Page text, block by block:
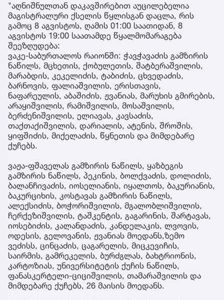
"აღნიშნულთან დაკავშირებით აუცილებელია
მაგისტრალური ქსელის წყლისგან დაცლა, რის
გამოც 8 აგვისტოს, ღამის 01:00 საათიდან, 8
აგვისტოს 19:00 საათამდე წყალმომარაგება
შეეზღუდება:
ვაკე-საბურთალოს რაიონში: ჭავჭავაძის გამზირის
ნაწილს, მცხეთის, ქობულეთის, შატბერაშვილის,
მარაბდის, კეკელიძის, ტაბიძის, ცხვედაძის,
ბარნოვის, ფალიაშვილის, ერისთავის,
ნაფარეულის, აბაშიძის, ჟვანიას, მარუხის გმირების,
არაყიშვილის, რამიშვილის, მოსაშვილის,
ბერძენიშვილის, ელიავას, კავსაძის,
თაქთაქიშვილის, დარიალის, ატენის, შროშის,
ყიფშიძის, მიქელაძის, წყნეთის და მიმდებარე
ქუჩებს.
ვაჟა-ფშაველას გამზირის ნაწილს, ყაზბეგის
გამზირის ნაწილს, პეკინის, ბოლქვაძის, დოლიძის,
ბალანჩივაძის, იოსელიანის, იყალთოს, ბაკურიანის,
ბაკურციხის, კოსტავას გამზირის ნაწილს,
ალექსიძის, ბოჭორიშვილის, მგალობლიშვილის,
ჩერქეზიშვილის, ტაშკენტის, გაგარინის, შარტავას,
იოსებიძის, კალანდაძის, კანდელაკის, ლვოვის,
ოდესის, გელოვანის, ჟვანიას მოედანს,ზემო
ვეძისს, ცინცაძის, ცაგარელის, მიცკევიჩის,
საირმის, გამრეკელის, ბურძგლას, ბახტრიონის,
კარტოზიას, უნივერსიტეტის ქუჩის ნაწილს,
ფანასკერტელი-ციციშვილის, თამარაშვილის და
მიმდებარე ქუჩებს, 26 მაისის მოედანს.